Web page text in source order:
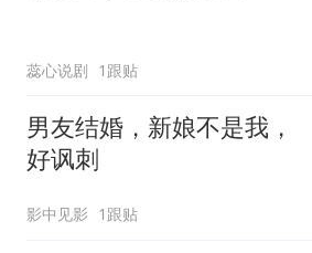
蕊心说剧 1跟贴
男友结婚，新娘不是我，
好讽刺
影中见影 1跟贴